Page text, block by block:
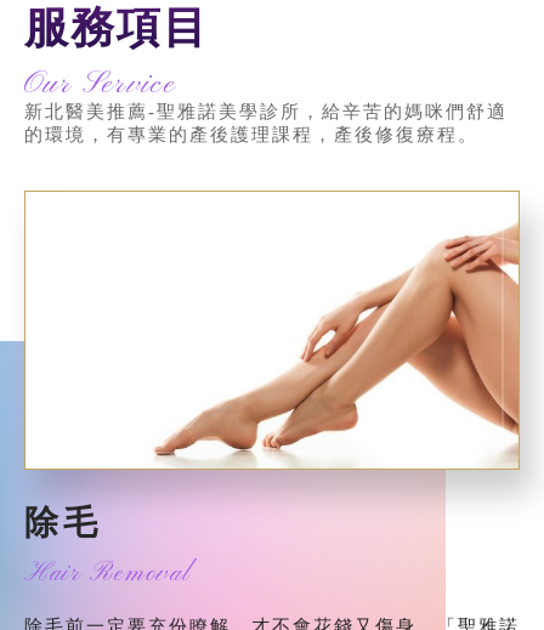
服務項目
Our Service
新北醫美推薦-聖雅諾美學診所，給辛苦的媽咪們舒適
的環境，有專業的產後護理課程，產後修復療程。
除毛
Hair Removal